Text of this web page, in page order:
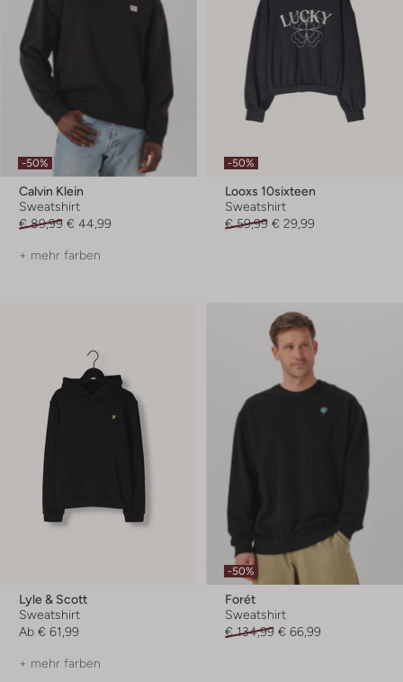
-50%
Calvin Klein
Sweatshirt
€ 89,99 € 44,99
+ mehr farben
-50%
Looxs 10sixteen
Sweatshirt
€ 59,99 € 29,99
Lyle & Scott
Sweatshirt
Ab € 61,99
+ mehr farben
-50%
Forét
Sweatshirt
€ 134,99 € 66,99